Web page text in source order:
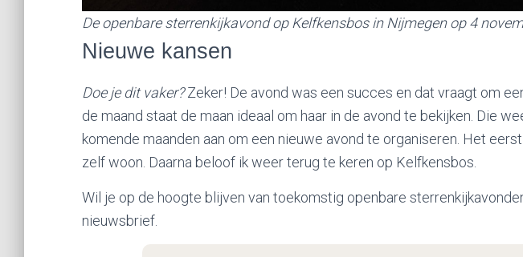
De openbare sterrenkijkavond op Kelfkensbos in Nijmegen op 4
Nieuwe kansen
Doe je dit vaker?Zeker! De avond was een succes en dat vraagt om
de maand staat de maan ideaal om haar in de avond te bekijken. Die
komende maanden aan om een nieuwe avond te organiseren. Het
zelf woon. Daarna beloof ik weer terug te keren op Kelfkensbos.
Wil je op de hoogte blijven van toekomstig openbare
nieuwsbrief.